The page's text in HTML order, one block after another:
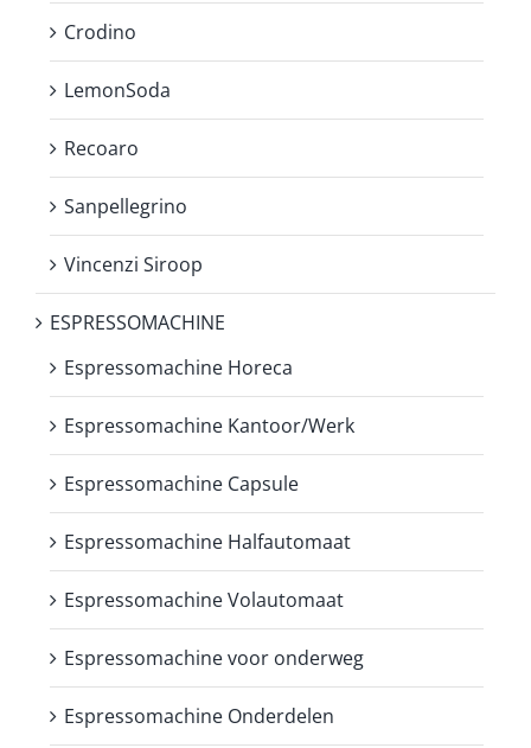
Crodino
LemonSoda
Recoaro
Sanpellegrino
Vincenzi Siroop
ESPRESSOMACHINE
Espressomachine Horeca
Espressomachine Kantoor/Werk
Espressomachine Capsule
Espressomachine Halfautomaat
Espressomachine Volautomaat
Espressomachine voor onderweg
Espressomachine Onderdelen